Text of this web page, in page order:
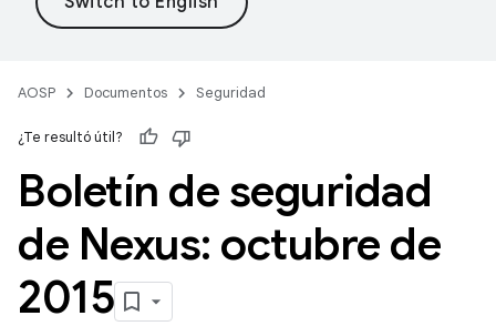
AOSP Documentos Seguridad
¿Te resultó útil?
Boletín de seguridad
de Nexus: octubre de
2015